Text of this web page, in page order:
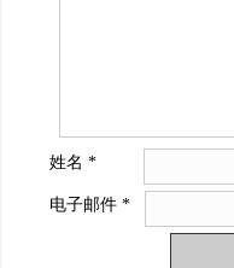
姓名 *
电子邮件 *